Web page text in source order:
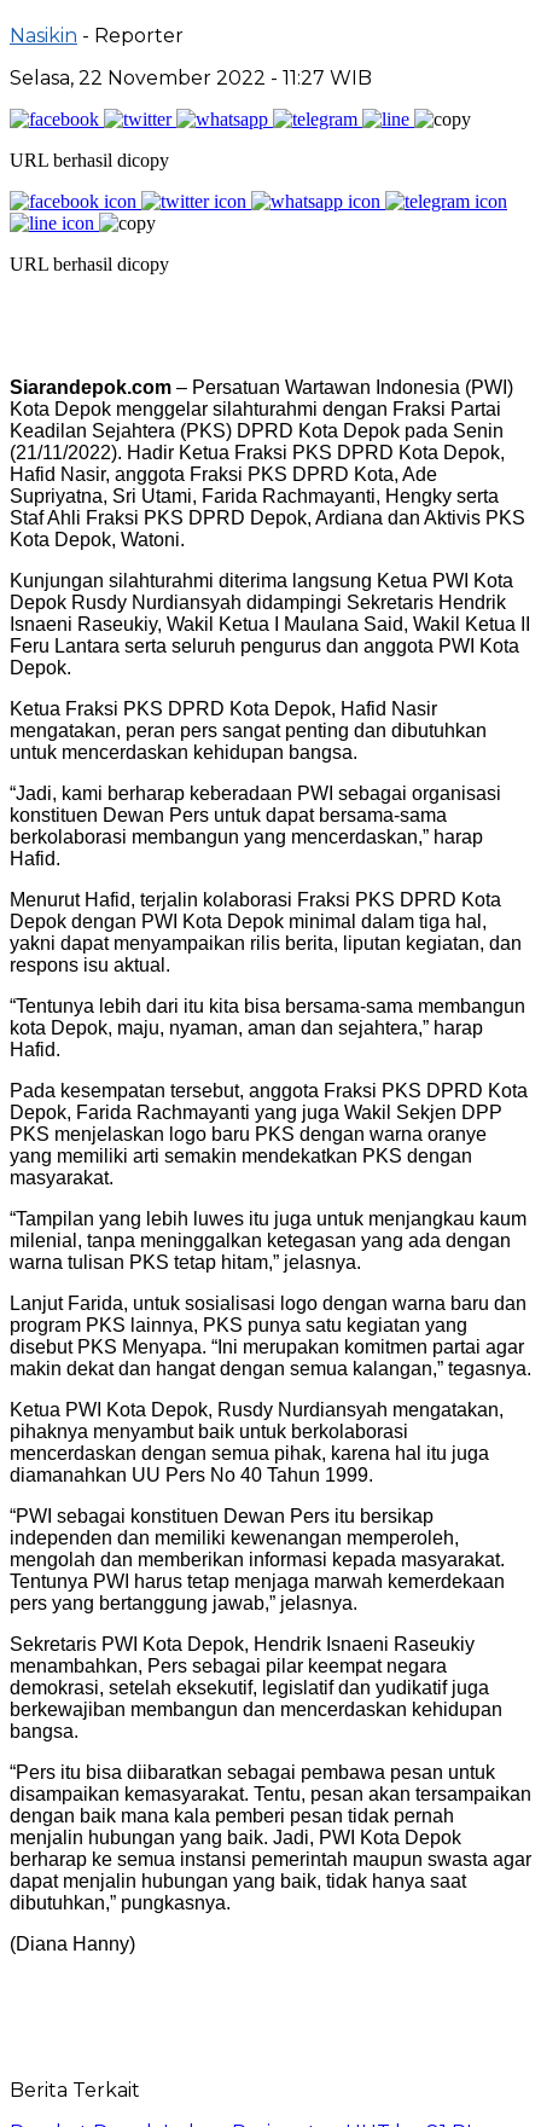
Nasikin - Reporter
Selasa, 22 November 2022 - 11:27 WIB
URL berhasil dicopy
URL berhasil dicopy
Siarandepok.com – Persatuan Wartawan Indonesia (PWI)
Kota Depok menggelar silahturahmi dengan Fraksi Partai
Keadilan Sejahtera (PKS) DPRD Kota Depok pada Senin
(21/11/2022). Hadir Ketua Fraksi PKS DPRD Kota Depok,
Hafid Nasir, anggota Fraksi PKS DPRD Kota, Ade
Supriyatna, Sri Utami, Farida Rachmayanti, Hengky serta
Staf Ahli Fraksi PKS DPRD Depok, Ardiana dan Aktivis PKS
Kota Depok, Watoni.
Kunjungan silahturahmi diterima langsung Ketua PWI Kota
Depok Rusdy Nurdiansyah didampingi Sekretaris Hendrik
Isnaeni Raseukiy, Wakil Ketua I Maulana Said, Wakil Ketua II
Feru Lantara serta seluruh pengurus dan anggota PWI Kota
Depok.
Ketua Fraksi PKS DPRD Kota Depok, Hafid Nasir
mengatakan, peran pers sangat penting dan dibutuhkan
untuk mencerdaskan kehidupan bangsa.
“Jadi, kami berharap keberadaan PWI sebagai organisasi
konstituen Dewan Pers untuk dapat bersama-sama
berkolaborasi membangun yang mencerdaskan,” harap
Hafid.
Menurut Hafid, terjalin kolaborasi Fraksi PKS DPRD Kota
Depok dengan PWI Kota Depok minimal dalam tiga hal,
yakni dapat menyampaikan rilis berita, liputan kegiatan, dan
respons isu aktual.
“Tentunya lebih dari itu kita bisa bersama-sama membangun
kota Depok, maju, nyaman, aman dan sejahtera,” harap
Hafid.
Pada kesempatan tersebut, anggota Fraksi PKS DPRD Kota
Depok, Farida Rachmayanti yang juga Wakil Sekjen DPP
PKS menjelaskan logo baru PKS dengan warna oranye
yang memiliki arti semakin mendekatkan PKS dengan
masyarakat.
“Tampilan yang lebih luwes itu juga untuk menjangkau kaum
milenial, tanpa meninggalkan ketegasan yang ada dengan
warna tulisan PKS tetap hitam,” jelasnya.
Lanjut Farida, untuk sosialisasi logo dengan warna baru dan
program PKS lainnya, PKS punya satu kegiatan yang
disebut PKS Menyapa. “Ini merupakan komitmen partai agar
makin dekat dan hangat dengan semua kalangan,” tegasnya.
Ketua PWI Kota Depok, Rusdy Nurdiansyah mengatakan,
pihaknya menyambut baik untuk berkolaborasi
mencerdaskan dengan semua pihak, karena hal itu juga
diamanahkan UU Pers No 40 Tahun 1999.
“PWI sebagai konstituen Dewan Pers itu bersikap
independen dan memiliki kewenangan memperoleh,
mengolah dan memberikan informasi kepada masyarakat.
Tentunya PWI harus tetap menjaga marwah kemerdekaan
pers yang bertanggung jawab,” jelasnya.
Sekretaris PWI Kota Depok, Hendrik Isnaeni Raseukiy
menambahkan, Pers sebagai pilar keempat negara
demokrasi, setelah eksekutif, legislatif dan yudikatif juga
berkewajiban membangun dan mencerdaskan kehidupan
bangsa.
“Pers itu bisa diibaratkan sebagai pembawa pesan untuk
disampaikan kemasyarakat. Tentu, pesan akan tersampaikan
dengan baik mana kala pemberi pesan tidak pernah
menjalin hubungan yang baik. Jadi, PWI Kota Depok
berharap ke semua instansi pemerintah maupun swasta agar
dapat menjalin hubungan yang baik, tidak hanya saat
dibutuhkan,” pungkasnya.
(Diana Hanny)
Berita Terkait